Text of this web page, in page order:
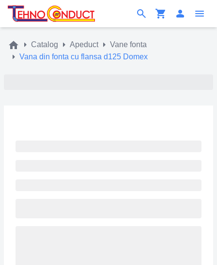
Catalog Apeduct
Vane fonta
Vana din fonta cu flansa d125 Domex